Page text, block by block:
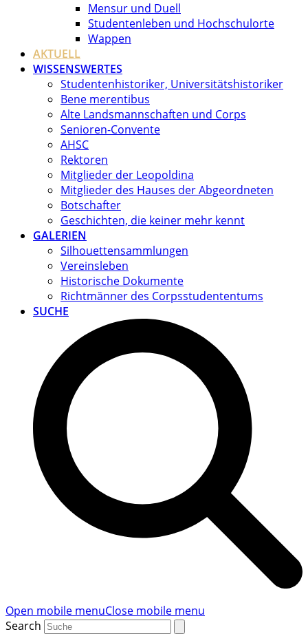
Mensur und Duell
Studentenleben und Hochschulorte
Wappen
AKTUELL
WISSENSWERTES
Studentenhistoriker, Universitätshistoriker
Bene merentibus
Alte Landsmannschaften und Corps
Senioren-Convente
AHSC
Rektoren
Mitglieder der Leopoldina
Mitglieder des Hauses der Abgeordneten
Botschafter
Geschichten, die keiner mehr kennt
GALERIEN
Silhouettensammlungen
Vereinsleben
Historische Dokumente
Richtmänner des Corpsstudententums
SUCHE
Open mobile menuClose mobile menu
Search